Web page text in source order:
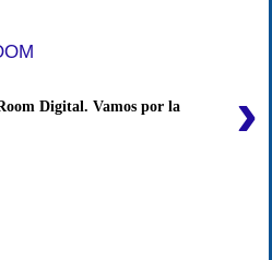
›
Digital. Vamos por la
edición.